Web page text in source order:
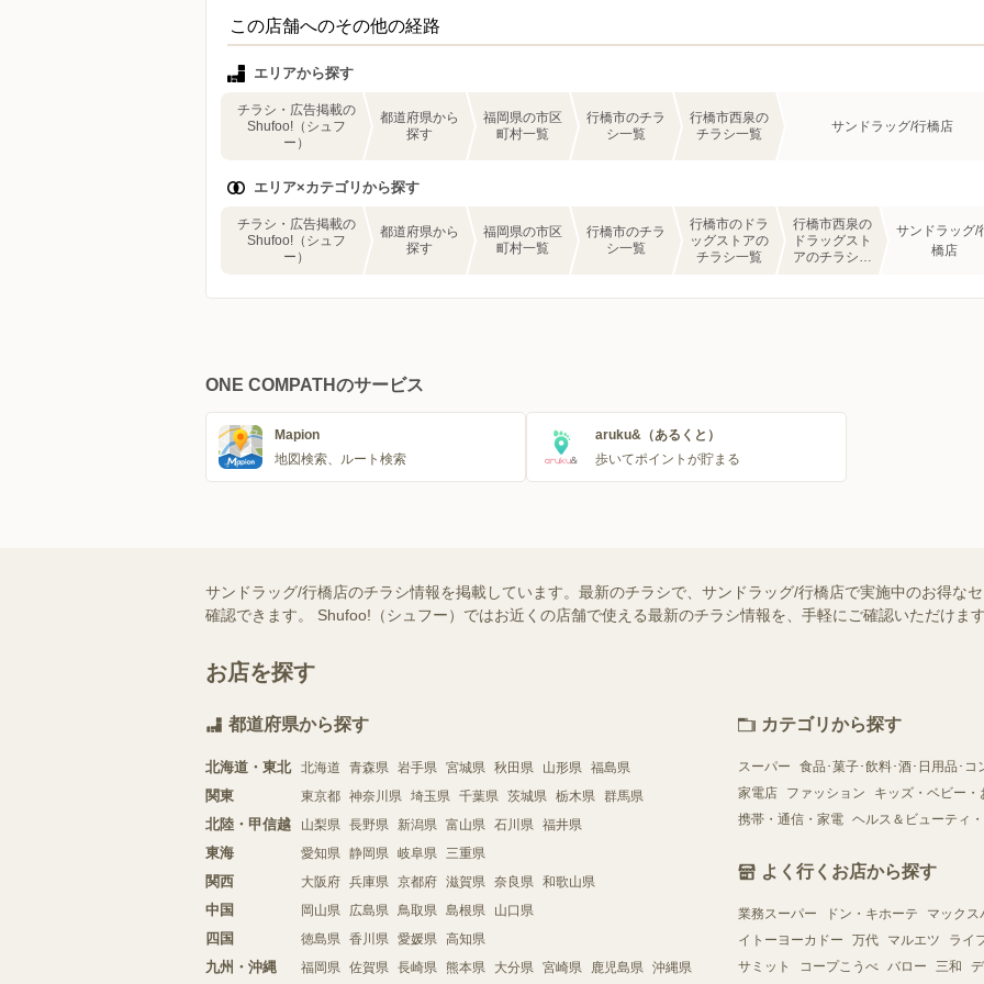
この店舗へのその他の経路
エリアから探す
チラシ・広告掲載の
Shufoo!（シュフ
ー）
都道府県から
探す
福岡県の市区
町村一覧
行橋市のチラ
シ一覧
行橋市西泉の
チラシ一覧
サンドラッグ/行橋店
エリア×カテゴリから探す
チラシ・広告掲載の
Shufoo!（シュフ
ー）
都道府県から
探す
福岡県の市区
町村一覧
行橋市のチラ
シ一覧
行橋市のドラ
ッグストアの
チラシ一覧
行橋市西泉の
ドラッグスト
アのチラシ一
サンドラッグ/
橋店
ONE COMPATHのサービス
Mapion
地図検索、ルート検索
aruku&（あるくと）
歩いてポイントが貯まる
サンドラッグ/行橋店のチラシ情報を掲載しています。最新のチラシで、サンドラッグ/行橋店で実施中のお得な
確認できます。 Shufoo!（シュフー）ではお近くの店舗で使える最新のチラシ情報を、手軽にご確認いただけま
お店を探す
都道府県から探す
北海道・東北 北海道 青森県 岩手県 宮城県 秋田県 山形県 福島県
関東 東京都 神奈川県 埼玉県 千葉県 茨城県 栃木県 群馬県
北陸・甲信越 山梨県 長野県 新潟県 富山県 石川県 福井県
東海 愛知県 静岡県 岐阜県 三重県
関西 大阪府 兵庫県 京都府 滋賀県 奈良県 和歌山県
中国 岡山県 広島県 鳥取県 島根県 山口県
四国 徳島県 香川県 愛媛県 高知県
九州・沖縄 福岡県 佐賀県 長崎県 熊本県 大分県 宮崎県 鹿児島県 沖縄県
カテゴリから探す
スーパー
食品･菓子･飲料･酒･日用品･コ
家電店
ファッション
キッズ・ベビー・
携帯・通信・家電 ヘルス＆ビューティ
よく行くお店から探す
業務スーパー ドン・キホーテ
マックス
イトーヨーカドー
万代 マルエツ
ライ
サミット
コープこうべ バロー 三和